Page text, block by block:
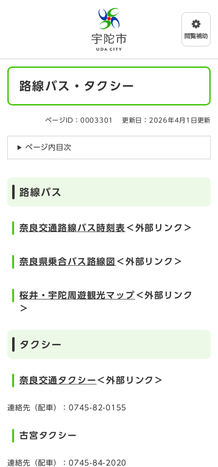
メニューを飛ばして本文へ
本
路線バス・タクシー
ページID：0003301 更新日：2026年4月1日更新
ページ内目次
路線バス
奈良交通路線バス時刻表 ＜外部リンク＞
奈良県乗合バス路線図 ＜外部リンク＞
桜井・宇陀周遊観光マップ ＜外部リンク
＞
タクシー
奈良交通タクシー ＜外部リンク＞
連絡先（配車）：0745-82-0155
古宮タクシー
連絡先（配車）：0745-84-2020